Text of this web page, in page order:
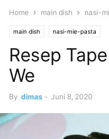
Home main dish nasi-
main dish nasi-mie-pasta
Resep
We
By dimas - Juni 8, 2020